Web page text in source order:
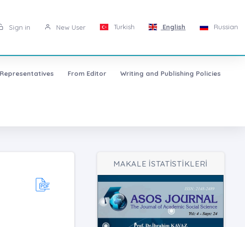
Sign in New User Turkish English Russian
From Editor Writing and Publishing Policies
MAKALE İSTATİSTİKLERİ